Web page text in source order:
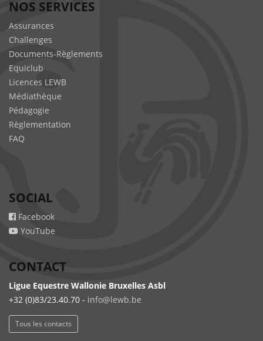
NOS SERVICES
Assurances
Challenges
Documents-Règlements
Equiclub
Licences LEWB
Médiathèque
Pédagogie
Règlementation
FAQ
SOCIAL
Facebook
YouTube
CONTACT
Ligue Equestre Wallonie Bruxelles Asbl
+32 (0)83/23.40.70 - info@lewb.be
Tous les contacts